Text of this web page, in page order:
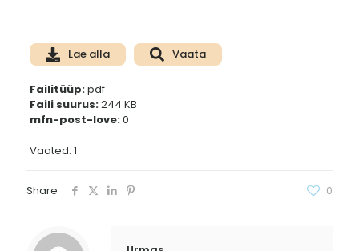
Vaated: 1
Lae alla Vaata
Failitüüp:pdf
Faili suurus:244 KB
mfn-post-love:0
Share 0